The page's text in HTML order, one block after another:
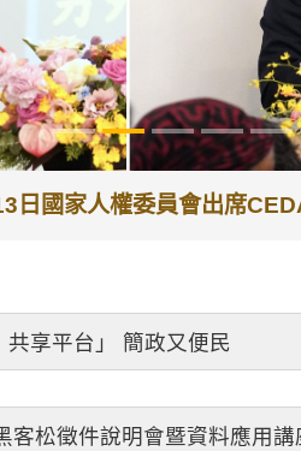
13日監察院代理院長李鴻鈞
共享平台」 簡政又便民
客松徵件說明會暨資料應用講